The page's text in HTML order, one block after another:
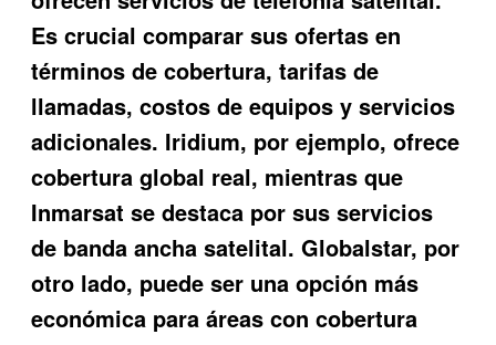
Es crucial comparar sus ofertas en
términos de cobertura, tarifas de
llamadas, costos de equipos y servicios
adicionales. Iridium, por ejemplo, ofrece
cobertura global real, mientras que
Inmarsat se destaca por sus servicios
de banda ancha satelital. Globalstar, por
otro lado, puede ser una opción más
económica para áreas con cobertura